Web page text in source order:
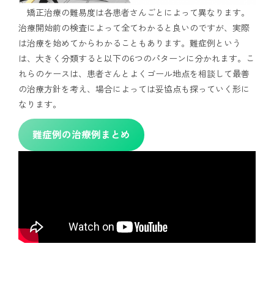
矯正歯科治療について役立つ情報を配信中
矯正治療の難易度は各患者さんごとによって異なります。
治療開始前の検査によって全てわかると良いのですが、実際
は治療を始めてからわかることもあります。難症例という
は、大きく分類すると以下の6つのパターンに分かれます。こ
れらのケースは、患者さんとよくゴール地点を相談して最善
の治療方針を考え、場合によっては妥協点も探っていく形に
なります。
難症例の治療例まとめ